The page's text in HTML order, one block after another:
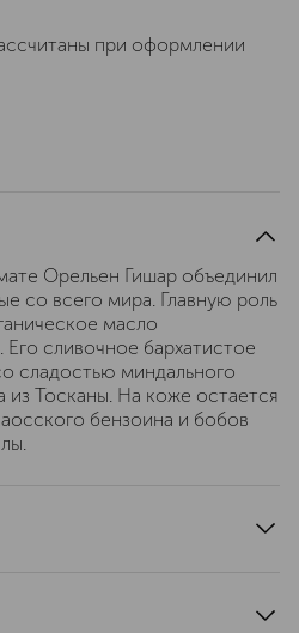
при оформлении
Орельен Гишар объединил
со всего мира. Главную роль
масло
Его сливочное бархатистое
сладостью миндального
из Тосканы. На коже остается
бензоина и бобов